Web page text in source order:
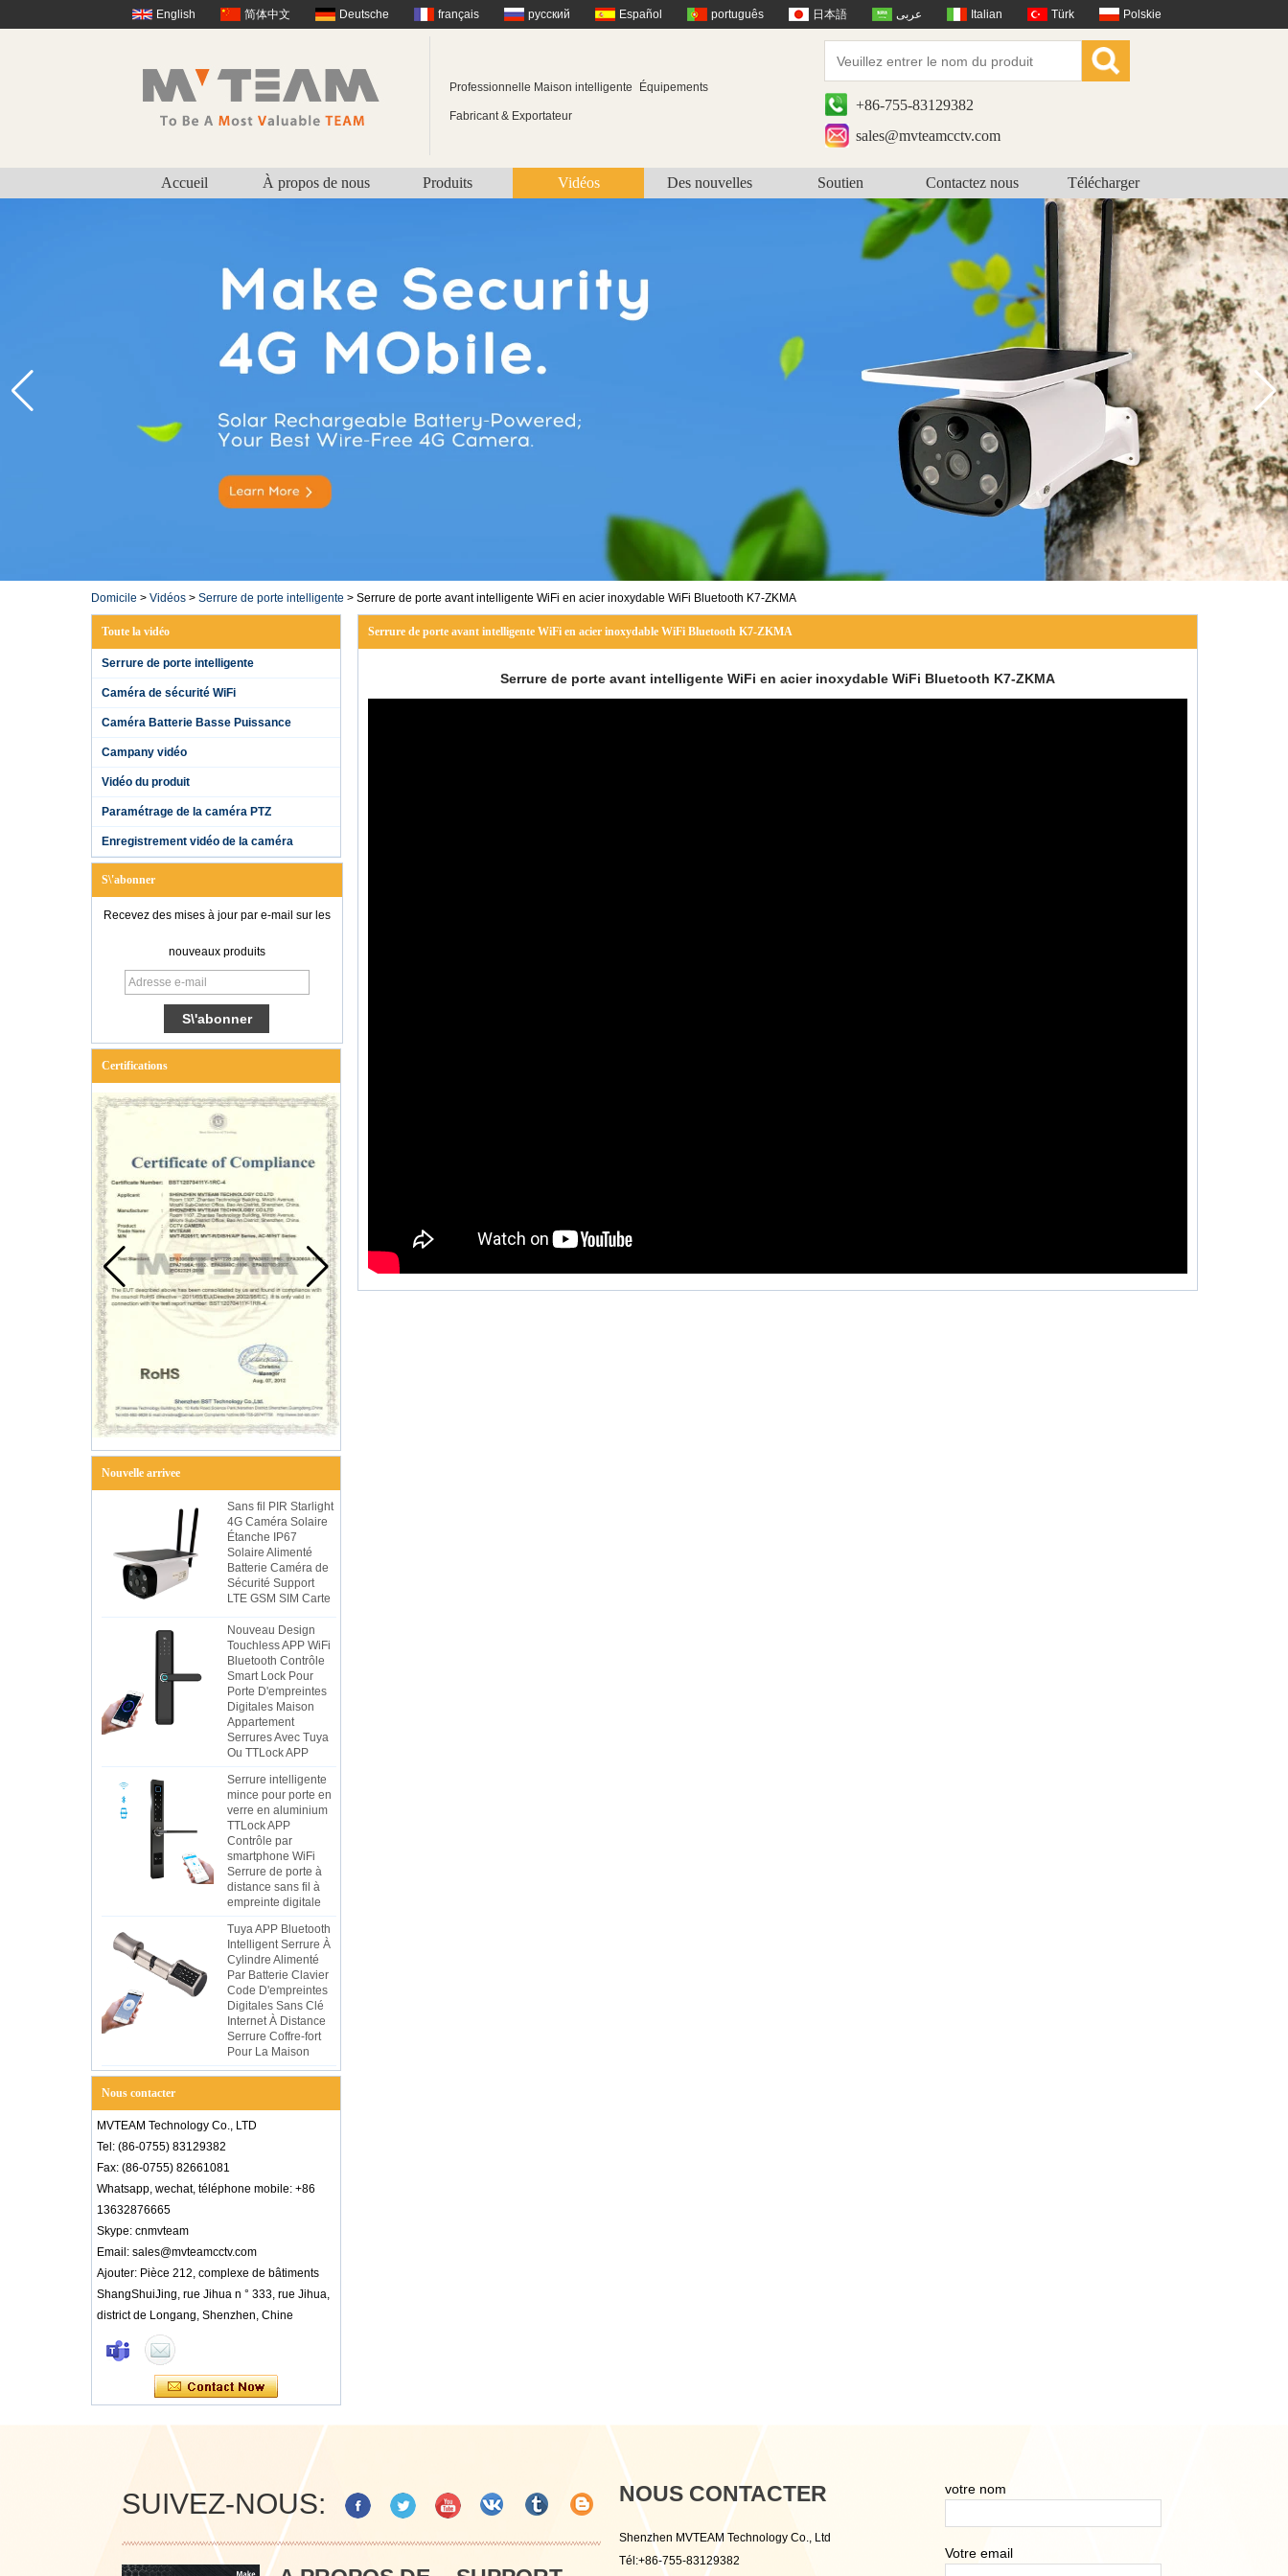
English 简体中文 Deutsche français русский Español português 日本語 عربى Italian Türk Polskie
Professionnelle Maison intelligente Équipements
Fabricant & Exportateur
+86-755-83129382
sales@mvteamcctv.com
Accueil À propos de nous Produits Vidéos Des nouvelles Soutien Contactez nous Télécharger
Domicile > Vidéos> Serrure de porte intelligente > Serrure de porte avant intelligente WiFi en acier inoxydable WiFi Bluetooth K7-ZKMA
Toute la vidéo
Serrure de porte intelligente
Caméra de sécurité WiFi
Caméra Batterie Basse Puissance
Campany vidéo
Vidéo du produit
Paramétrage de la caméra PTZ
Enregistrement vidéo de la caméra
S\'abonner
Recevez des mises à jour par e-mail sur les
nouveaux produits
Certifications
Nouvelle arrivee
Sans fil PIR Starlight
4G Caméra Solaire
Étanche IP67
Solaire Alimenté
Batterie Caméra de
Sécurité Support
LTE GSM SIM Carte
Nouveau Design
Touchless APP WiFi
Bluetooth Contrôle
Smart Lock Pour
Porte D'empreintes
Digitales Maison
Appartement
Serrures Avec Tuya
Ou TTLock APP
Serrure intelligente
mince pour porte en
verre en aluminium
TTLock APP
Contrôle par
smartphone WiFi
Serrure de porte à
distance sans fil à
empreinte digitale
Tuya APP Bluetooth
Intelligent Serrure À
Cylindre Alimenté
Par Batterie Clavier
Code D'empreintes
Digitales Sans Clé
Internet À Distance
Serrure Coffre-fort
Pour La Maison
Nous contacter
MVTEAM Technology Co., LTD
Tel: (86-0755) 83129382
Fax: (86-0755) 82661081
Whatsapp, wechat, téléphone mobile: +86
13632876665
Skype: cnmvteam
Email: sales@mvteamcctv.com
Ajouter: Pièce 212, complexe de bâtiments
ShangShuiJing, rue Jihua n ° 333, rue Jihua,
district de Longang, Shenzhen, Chine
Serrure de porte avant intelligente WiFi en acier inoxydable WiFi Bluetooth K7-ZKMA
Serrure de porte avant intelligente WiFi en acier inoxydable WiFi Bluetooth K7-ZKMA
SUIVEZ-NOUS: NOUS CONTACTER
Shenzhen MVTEAM Technology Co., Ltd
Tél:+86-755-83129382
votre nom
Votre email